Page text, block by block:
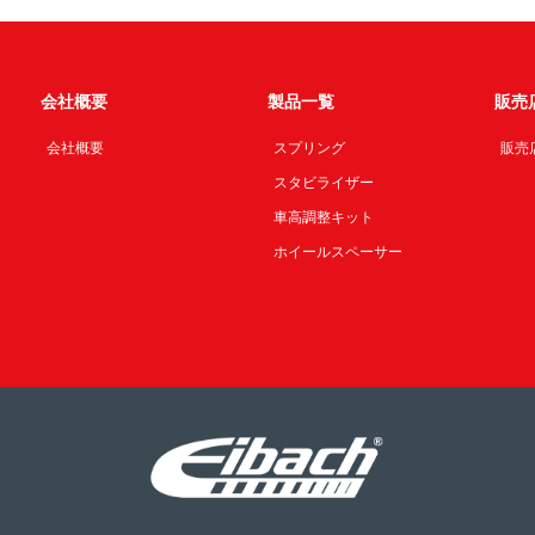
会社概要
会社概要
製品一覧
スプリング
スタビライザー
車高調整キット
ホイールスペーサー
販売
販売